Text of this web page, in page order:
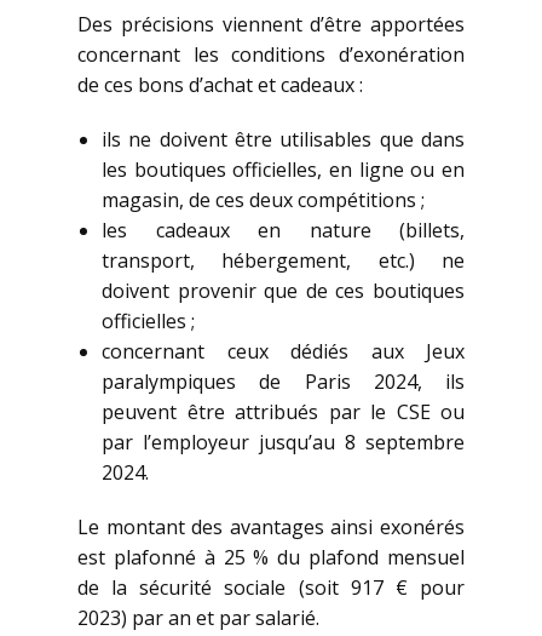
Des précisions viennent d’être apportées
concernant les conditions d’exonération
de ces bons d’achat et cadeaux :
ils ne doivent être utilisables que dans
les boutiques officielles, en ligne ou en
magasin, de ces deux compétitions ;
les cadeaux en nature (billets,
transport, hébergement, etc.) ne
doivent provenir que de ces boutiques
officielles ;
concernant ceux dédiés aux Jeux
paralympiques de Paris 2024, ils
peuvent être attribués par le CSE ou
par l’employeur jusqu’au 8 septembre
2024.
Le montant des avantages ainsi exonérés
est plafonné à 25 % du plafond mensuel
de la sécurité sociale (soit 917 € pour
2023) par an et par salarié.